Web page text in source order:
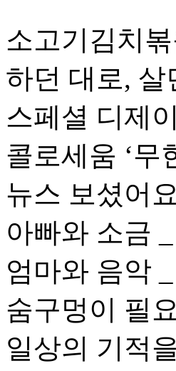
소고기김치
하던 대로, 살
스페셜 디제
콜로세움 ‘무
뉴스 보셨어
아빠와 소금
엄마와 음악
숨구멍이 필
일상의 기적